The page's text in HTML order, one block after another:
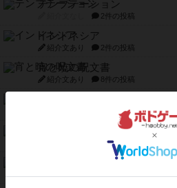
テンプテーション
2件の投稿
インドネシア
紹介文あり 2件の投稿
宵と暁の呪文書
紹介文あり 8件の投稿
9件の投稿
1件の投稿